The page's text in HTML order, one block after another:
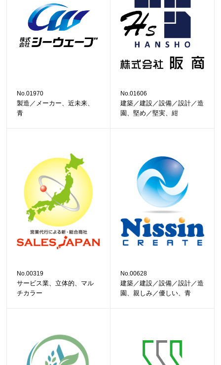
No.01970
製造／メーカー、近未来、
青
No.01606
建築／建設／設備／設計／造
園、堅め／堅実、紺
No.00319
サービス業、立体的、マル
チカラー
No.00628
建築／建設／設備／設計／造
園、親しみ／優しい、青